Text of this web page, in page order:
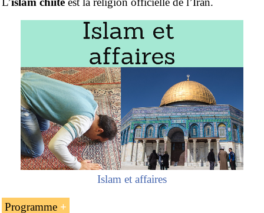
Islam et affaires
Programme